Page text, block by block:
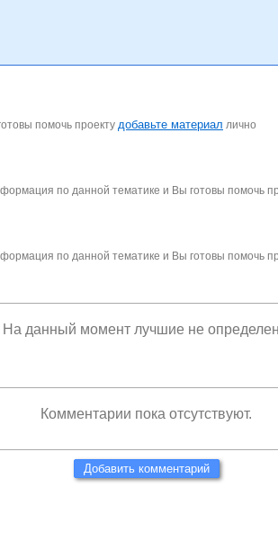
помочь проекту добавьте материал лично
по данной тематике и Вы готовы помочь
по данной тематике и Вы готовы помочь
На данный момент лучшие не
Комментарии пока отсутствуют.
Добавить комментарий